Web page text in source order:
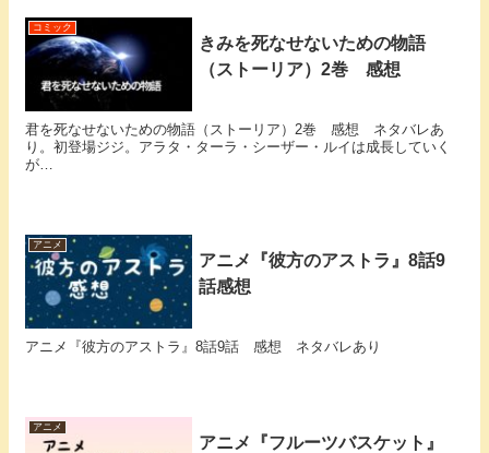
コミック
きみを死なせないための物語
（ストーリア）2巻 感想
君を死なせないための物語（ストーリア）2巻 感想 ネタバレあ
り。初登場ジジ。アラタ・ターラ・シーザー・ルイは成長していく
が…
アニメ
アニメ『彼方のアストラ』8話9
話感想
アニメ『彼方のアストラ』8話9話 感想 ネタバレあり
アニメ
アニメ『フルーツバスケット』